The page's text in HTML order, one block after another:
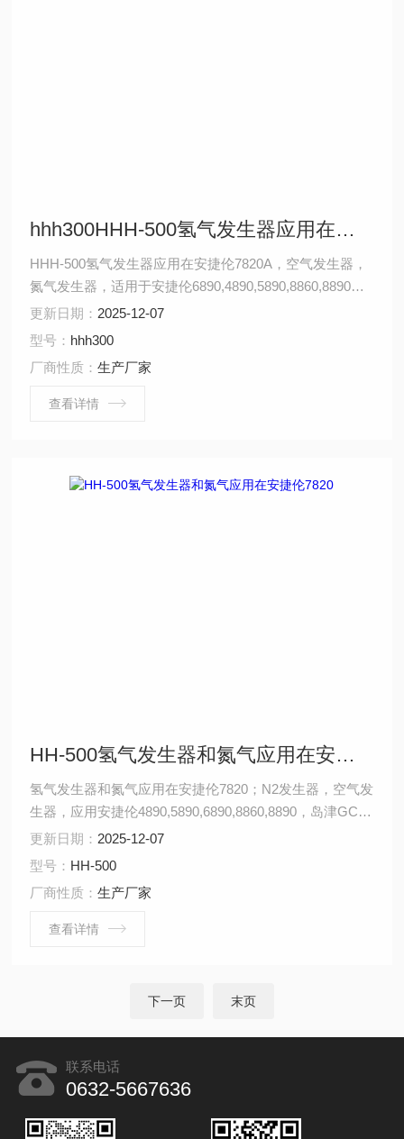
hhh300HHH-500氢气发生器应用在安捷伦7820A
HHH-500氢气发生器应用在安捷伦7820A，空气发生器，
氮气发生器，适用于安捷伦6890,4890,5890,8860,8890，
岛津GC2010，GC-2014，GC-2030，赛默飞，瓦里安，
布鲁克，PE,磐诺，福立，天瑞，天美
更新日期： 2025-12-07
型号： hhh300
厂商性质：生产厂家
查看详情
HH-500氢气发生器和氮气应用在安捷伦7820
氢气发生器和氮气应用在安捷伦7820；N2发生器，空气发
生器，应用安捷伦4890,5890,6890,8860,8890，岛津GC-
14C，GC-2010，GC-2014，GC-2030，赛默飞1310系
列；布鲁克，PE，气相色谱仪FID，TCD，NPD，FPD，
更新日期： 2025-12-07
型号： HH-500
厂商性质：生产厂家
查看详情
下一页 末页
联系电话
0632-5667636